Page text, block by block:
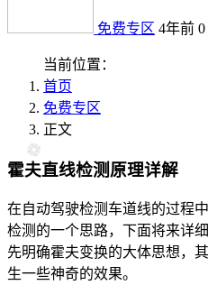
免费专区 4年前 0
当前位置：
首页
免费专区
正文
霍夫直线检测原理详解
在自动驾驶检测车道线的过程
检测的一个思路，下面将来详
先明确霍夫变换的大体思想，
生一些神奇的效果。